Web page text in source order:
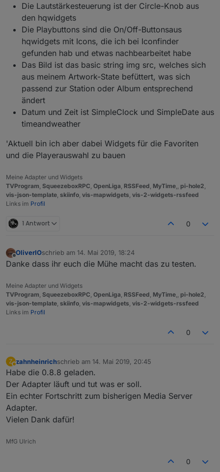
Die Lautstärkesteuerung ist der Circle-Knob aus
den hqwidgets
Die Playbuttons sind die On/Off-Buttonsaus
hqwidgets mit Icons, die ich bei Iconfinder
gefunden hab und etwas nachbearbeitet habe
Das Bild ist das basic string img src, welches sich
aus meinem Artwork-State befüttert, was sich
passend zur Station oder Album entsprechend
ändert
Datum und Zeit ist SimpleClock und SimpleDate aus
timeandweather
'Aktuell bin ich aber dabei Widgets für die Favoriten
und die Playerauswahl zu bauen
Meine Adapter und Widgets
TVProgram SqueezeboxRPC OpenLiga RSSFeed MyTime pi-hole2
vis-json-template skiinfo vis-mapwidgets vis-2-widgets-rssfeed
Links im Profil
1 Antwort 0
Offline
OliverIOschrieb am 14. Mai 2019, 18:24
zuletzt editiert von
Danke dass ihr euch die Mühe macht das zu testen.
Meine Adapter und Widgets
TVProgram, SqueezeboxRPC, OpenLiga, RSSFeed, MyTime,, pi-hole2,
vis-json-template, skiinfo, vis-mapwidgets, vis-2-widgets-rssfeed
Links im Profil
0
Z
Abwesend
zahnheinrichschrieb am 14. Mai 2019, 20:45
zuletzt editiert von
Habe die 0.8.8 geladen.
Der Adapter läuft und tut was er soll.
Ein echter Fortschritt zum bisherigen Media Server
Adapter.
Vielen Dank dafür!
MfG Ulrich
0